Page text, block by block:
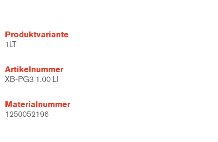
Produktvariante
1LT
Artikelnummer
XB-PG3 1.00 LI
Materialnummer
1250052196